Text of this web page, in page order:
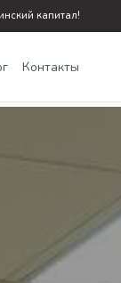
капитал!
Контакты